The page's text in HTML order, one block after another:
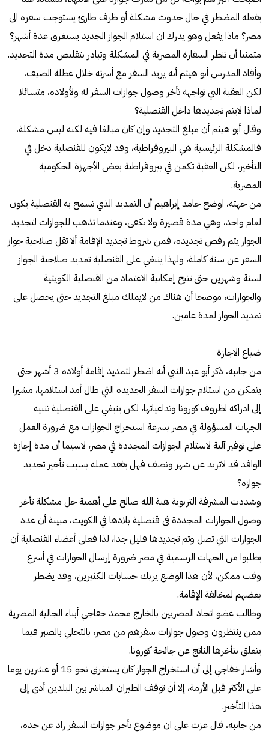
يفعله المضطر في حال حدوث مشكلة أو ظرف طارئ يستوجب سفره الى
مصر؟ ماذا يفعل وهو يدرك ان استلام الجواز الجديد يستغرق عدة أشهر؟
متمنيا أن تنظر السفارة المصرية في المشكلة وتبادر بتقليص مدة التجديد.
وأفاد المدرس أبو هيثم أنه يريد السفر مع أسرته خلال عطلة الصيف،
لكن العقبة التي تواجهه تأخر وصول جوازات السفر له ولأولاده، متسائلا
لماذا لايتم تجديدها داخل القنصلية؟
وقال أبو هيثم أن مبلغ التجديد وإن كان مبالغا فيه لكنه ليس مشكلة،
فالمشكلة الرئيسية هي البيروقراطية، وقد لايكون للقنصلية دخل في
التأخير، لكن العقبة تكمن في بيروقراطية بعض الأجهزة الحكومية
المصرية.
من جهته، اوضح حامد إبراهيم أن التمديد الذي تسمح به القنصلية يكون
لعام واحد، وهي مدة قصيرة ولا تكفي، وعندما تذهب للجوازات لتجديد
الجواز يتم رفض تجديده، فمن شروط تجديد الإقامة ألا تقل صلاحية جواز
السفر عن سنة كاملة، ولهذا ينبغي على القنصلية تمديد صلاحية الجواز
لسنة وشهرين حتى تتيح إمكانية الاعتماد من القنصلية الكويتية
والجوازات، موضحا أن هناك من لايملك مبلغ التجديد حتى يحصل على
تمديد الجواز لمدة عامين.
ضياع الاجازة
من جانبه، ذكر أبو عبد النبي أنه اضطر لتمديد إقامة أولاده 3 أشهر حتى
يتمكن من استلام جوازات السفر الجديدة التي طال أمد استلامها، مشيرا
إلى ادراكه لظروف كورونا وتداعياتها، لكن ينبغي على القنصلية تنبيه
الجهات المسؤولة في مصر بسرعة استخراج الجوازات مع ضرورة العمل
على توفير آلية لاستلام الجوازات المجددة في مصر، لاسيما أن مدة إجازة
الوافد قد لاتزيد عن شهر ونصف فهل يفقد عمله بسبب تأخير تجديد
جوازه؟
وشددت المشرفة التربوية هبة الله صالح على أهمية حل مشكلة تأخر
وصول الجوازات المجددة في قنصلية بلادها في الكويت، مبينة أن عدد
الجوازات التي تصل وتم تجديدها قليل جدا، لذا فعلى أعضاء القنصلية أن
يطلبوا من الجهات الرسمية في مصر ضرورة إرسال الجوازات في أسرع
وقت ممكن، لأن هذا الوضع يربك حسابات الكثيرين، وقد يضطر
بعضهم لمخالفة الإقامة.
وطالب عضو اتحاد المصريين بالخارج محمد خفاجي أبناء الجالية المصرية
ممن ينتظرون وصول جوازات سفرهم من مصر، بالتحلي بالصبر فيما
يتعلق بتأخرها الناتج عن جائحة كورونا.
وأشار خفاجي إلى أن استخراج الجواز كان يستغرق نحو 15 أو عشرين يوما
على الأكثر قبل الأزمة، إلا أن توقف الطيران المباشر بين البلدين أدى إلى
هذا التأخير.
من جانبه، قال عزت علي ان موضوع تأخر جوازات السفر زاد عن حده،